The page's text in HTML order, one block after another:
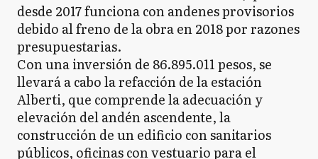
desde 2017 funciona con andenes provisorios
debido al freno de la obra en 2018 por razones
presupuestarias.
Con una inversión de 86.895.011 pesos, se
llevará a cabo la refacción de la estación
Alberti, que comprende la adecuación y
elevación del andén ascendente, la
construcción de un edificio con sanitarios
públicos, oficinas con vestuario para el